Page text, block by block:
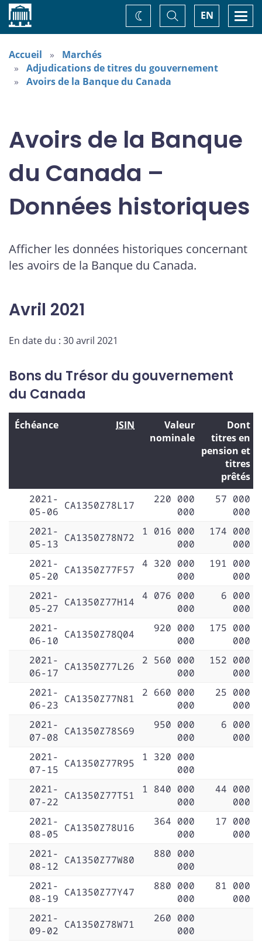
Accueil EN
Basculer
la
recherche
Changez
de
Accueil
Marchés
Adjudications de titres du gouvernement
Avoirs de la Banque du Canada
Avoirs de la Banque
du Canada –
Données historiques
Afficher les données historiques concernant
les avoirs de la Banque du Canada.
Avril 2021
En date du : 30 avril 2021
Bons du Trésor du gouvernement
du Canada
Échéance ISIN
Valeur
nominale
Dont
titres en
pension et
titres
prêtés
2021-
05-06 CA1350Z78L17
220 000
000
57 000
000
2021-
05-13 CA1350Z78N72
1 016 000
000
174 000
000
2021-
05-20 CA1350Z77F57
4 320 000
000
191 000
000
2021-
05-27 CA1350Z77H14
4 076 000
000
6 000
000
2021-
06-10 CA1350Z78Q04
920 000
000
175 000
000
2021-
06-17 CA1350Z77L26
2 560 000
000
152 000
000
2021-
06-23 CA1350Z77N81
2 660 000
000
25 000
000
2021-
07-08 CA1350Z78S69
950 000
000
6 000
000
2021-
07-15 CA1350Z77R95
1 320 000
000
2021-
07-22 CA1350Z77T51
1 840 000
000
44 000
000
2021-
08-05 CA1350Z78U16
364 000
000
17 000
000
2021-
08-12 CA1350Z77W80
880 000
000
2021-
08-19 CA1350Z77Y47
880 000
000
81 000
000
2021-
09-02 CA1350Z78W71
260 000
000